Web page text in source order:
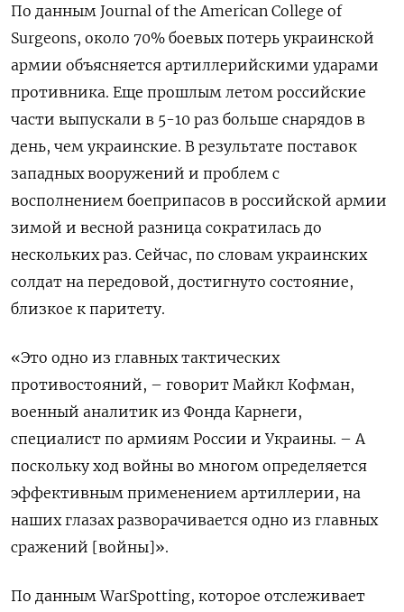
По данным Journal of the American College of
Surgeons, около 70% боевых потерь украинской
армии объясняется артиллерийскими ударами
противника. Еще прошлым летом российские
части выпускали в 5-10 раз больше снарядов в
день, чем украинские. В результате поставок
западных вооружений и проблем с
восполнением боеприпасов в российской армии
зимой и весной разница сократилась до
нескольких раз. Сейчас, по словам украинских
солдат на передовой, достигнуто состояние,
близкое к паритету.
«Это одно из главных тактических
противостояний, – говорит Майкл Кофман,
военный аналитик из Фонда Карнеги,
специалист по армиям России и Украины. – А
поскольку ход войны во многом определяется
эффективным применением артиллерии, на
наших глазах разворачивается одно из главных
сражений [войны]».
По данным WarSpotting, которое отслеживает